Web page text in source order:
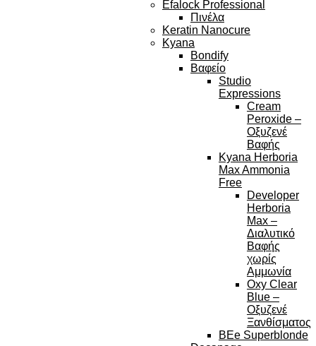
Efalock Professional
Πινέλα
Keratin Nanocure
Kyana
Bondify
Βαφείο
Studio
Expressions
Cream
Peroxide –
Οξυζενέ
Βαφής
Kyana Herboria
Max Ammonia
Free
Developer
Herboria
Max –
Διαλυτικό
Βαφής
χωρίς
Αμμωνία
Oxy Clear
Blue –
Οξυζενέ
Ξανθίσματος
BEe Superblonde